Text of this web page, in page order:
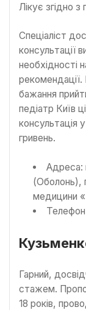
Лікує згідно
Спеціаліст
консультації
необхідності
рекомендації.
бажання
педіатр Київ
консультація
гривень.
Адреса:
(Оболонь),
медицини
Гарний,
стажем.
18 років,